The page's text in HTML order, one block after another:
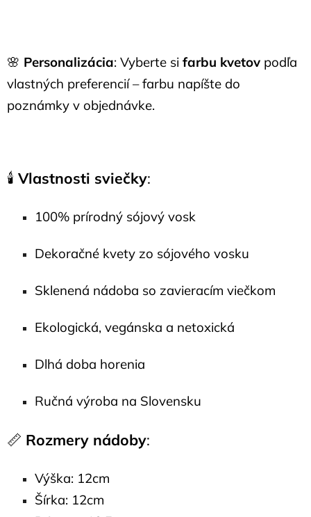
🌸 Personalizácia: Vyberte si farbu kvetov podľa
vlastných preferencií – farbu napíšte do
poznámky v objednávke.
🕯️ Vlastnosti sviečky:
100% prírodný sójový vosk
Dekoračné kvety zo sójového vosku
Sklenená nádoba so zavieracím viečkom
Ekologická, vegánska a netoxická
Dlhá doba horenia
Ručná výroba na Slovensku
📏 Rozmery nádoby:
Výška: 12cm
Šírka: 12cm